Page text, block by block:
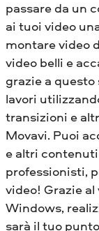
passare da un
ai tuoi video
montare video
video belli e
grazie a
lavori
transizioni e
Movavi. Puoi
e altri
professionisti,
video! Grazie
Windows,
sarà il tuo